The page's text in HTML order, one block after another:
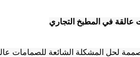
عالقة في المطبخ التجاري
لحل المشكلة الشائعة للصمامات